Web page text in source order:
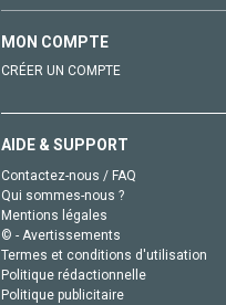
MON COMPTE
CRÉER UN COMPTE
AIDE & SUPPORT
Contactez-nous / FAQ
Qui sommes-nous ?
Mentions légales
© - Avertissements
Termes et conditions d'utilisation
Politique rédactionnelle
Politique publicitaire